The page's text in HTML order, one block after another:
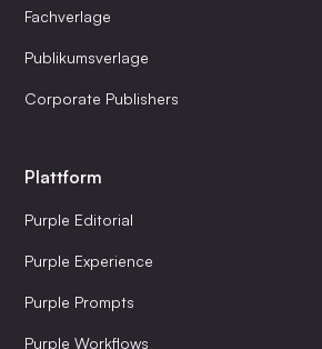
Fachverlage
Publikumsverlage
Corporate Publishers
Plattform
Purple Editorial
Purple Experience
Purple Prompts
Purple Workflows